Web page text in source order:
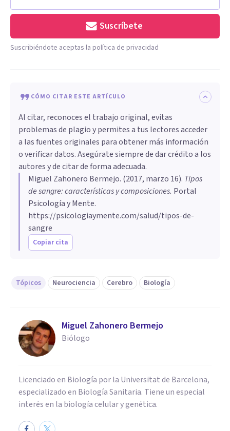
Suscríbete
Suscribiéndote aceptas la política de privacidad
CÓMO CITAR ESTE ARTÍCULO
Al citar, reconoces el trabajo original, evitas
problemas de plagio y permites a tus lectores acceder
a las fuentes originales para obtener más información
o verificar datos. Asegúrate siempre de dar crédito a los
autores y de citar de forma adecuada.
Miguel Zahonero Bermejo. (2017, marzo 16). Tipos
de sangre: características y composiciones. Portal
Psicología y Mente.
https://psicologiaymente.com/salud/tipos-de-
sangre
Copiar cita
Tópicos Neurociencia Cerebro Biología
Miguel Zahonero Bermejo
Biólogo
Licenciado en Biología por la Universitat de Barcelona,
especializado en Biología Sanitaria. Tiene un especial
interés en la biología celular y genética.